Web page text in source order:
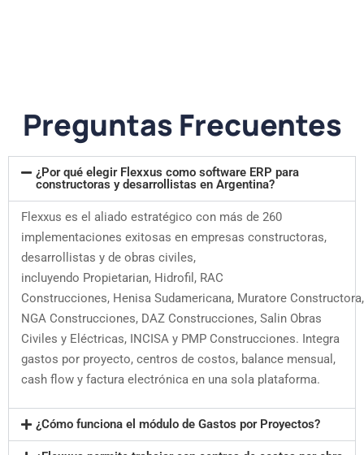
Preguntas Frecuentes
¿Por qué elegir Flexxus como software ERP para
constructoras y desarrollistas en Argentina?
Flexxus es el aliado estratégico con más de 260
implementaciones exitosas en empresas constructoras,
desarrollistas y de obras civiles,
incluyendo Propietarian, Hidrofil, RAC
Construcciones, Henisa Sudamericana, Muratore Constructora,
NGA Construcciones, DAZ Construcciones, Salin Obras
Civiles y Eléctricas, INCISA y PMP Construcciones. Integra
gastos por proyecto, centros de costos, balance mensual,
cash flow y factura electrónica en una sola plataforma.
¿Cómo funciona el módulo de Gastos por Proyectos?